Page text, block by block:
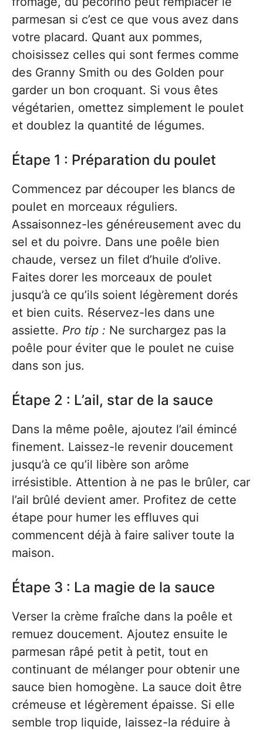
parmesan si c’est ce que vous avez dans
votre placard. Quant aux pommes,
choisissez celles qui sont fermes comme
des Granny Smith ou des Golden pour
garder un bon croquant. Si vous êtes
végétarien, omettez simplement le poulet
et doublez la quantité de légumes.
Étape 1 : Préparation du poulet
Commencez par découper les blancs de
poulet en morceaux réguliers.
Assaisonnez-les généreusement avec du
sel et du poivre. Dans une poêle bien
chaude, versez un filet d’huile d’olive.
Faites dorer les morceaux de poulet
jusqu’à ce qu’ils soient légèrement dorés
et bien cuits. Réservez-les dans une
assiette. Pro tip : Ne surchargez pas la
poêle pour éviter que le poulet ne cuise
dans son jus.
Étape 2 : L’ail, star de la sauce
Dans la même poêle, ajoutez l’ail émincé
finement. Laissez-le revenir doucement
jusqu’à ce qu’il libère son arôme
irrésistible. Attention à ne pas le brûler, car
l’ail brûlé devient amer. Profitez de cette
étape pour humer les effluves qui
commencent déjà à faire saliver toute la
maison.
Étape 3 : La magie de la sauce
Verser la crème fraîche dans la poêle et
remuez doucement. Ajoutez ensuite le
parmesan râpé petit à petit, tout en
continuant de mélanger pour obtenir une
sauce bien homogène. La sauce doit être
crémeuse et légèrement épaisse. Si elle
semble trop liquide, laissez-la réduire à